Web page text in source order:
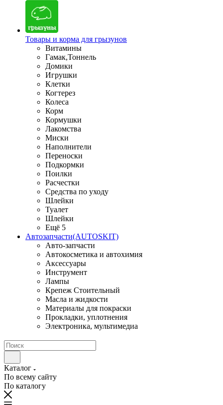
Товары и корма для грызунов
Витамины
Гамак,Тоннель
Домики
Игрушки
Клетки
Когтерез
Колеса
Корм
Кормушки
Лакомства
Миски
Наполнители
Переноски
Подкормки
Поилки
Расчестки
Средства по уходу
Шлейки
Туалет
Шлейки
Ещё 5
Автозапчасти(AUTOSKIT)
Авто-запчасти
Автокосметика и автохимия
Аксессуары
Инструмент
Лампы
Крепеж Стоительный
Масла и жидкости
Материалы для покраски
Прокладки, уплотнения
Электроника, мультимедиа
Каталог
По всему сайту
По каталогу